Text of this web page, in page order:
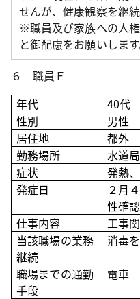
せんが、健康観察を継続
※職員及び家族への人
と御配慮をお願いします
６ 職員Ｆ
年代
40代
性別
男性
居住地
都外
勤務場所
水道
症状
発熱
発症日
２月
性確認
仕事内容
工事
当該職場の業務
継続
消毒
職場までの通勤
手段
電車